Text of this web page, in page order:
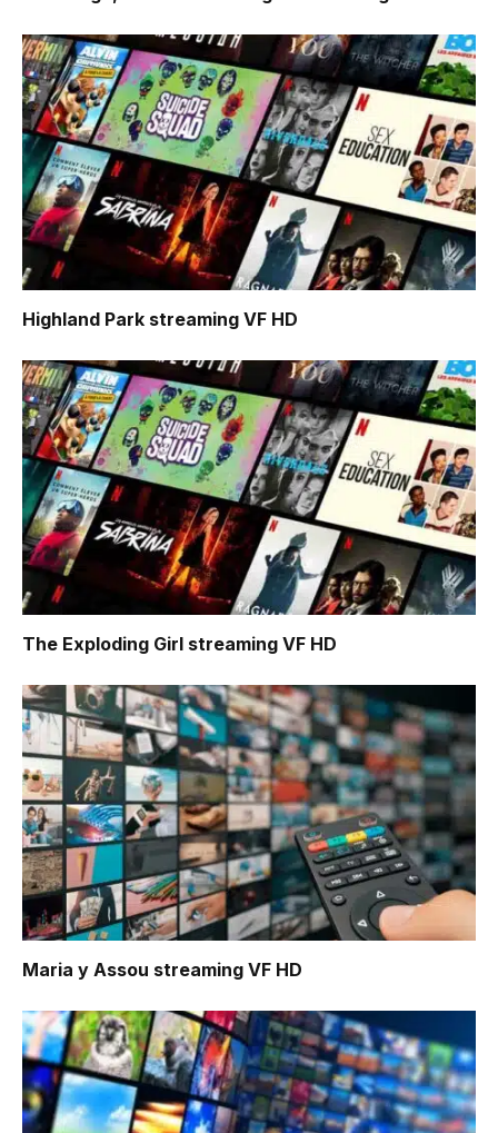
Highland Park streaming VF HD
The Exploding Girl streaming VF HD
Maria y Assou streaming VF HD